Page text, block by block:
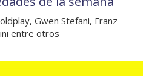
Gwen Stefani, Franz
entre otros